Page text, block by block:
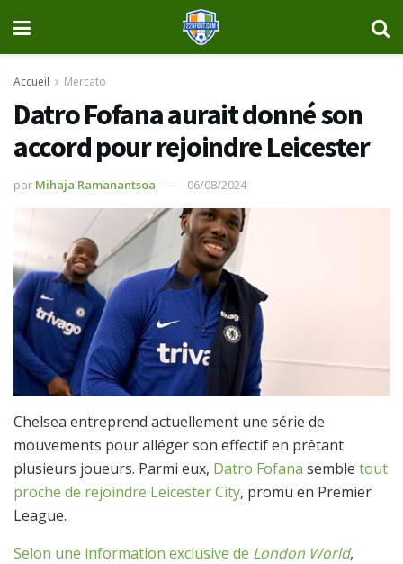
Accueil Mercato
Datro Fofana aurait donné son
accord pour rejoindre Leicester
par Mihaja Ramanantsoa 06/08/2024
Chelsea entreprend actuellement une série de
mouvements pour alléger son effectif en prêtant
plusieurs joueurs. Parmi eux, Datro Fofana semble tout
proche de rejoindre Leicester City, promu en Premier
League.
Selon une information exclusive de London World,